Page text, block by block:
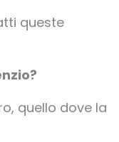
queste
quello dove la